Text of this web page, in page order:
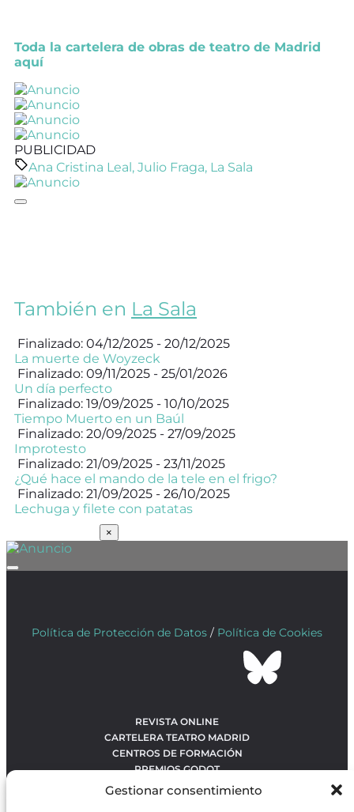
Gestionar consentimiento
Toda la cartelera de obras de teatro de Madrid
aquí
PUBLICIDAD
Ana Cristina Leal, Julio Fraga, La Sala
También en La Sala
Finalizado: 04/12/2025 - 20/12/2025
La muerte de Woyzeck
Finalizado: 09/11/2025 - 25/01/2026
Un día perfecto
Finalizado: 19/09/2025 - 10/10/2025
Tiempo Muerto en un Baúl
Finalizado: 20/09/2025 - 27/09/2025
Improtesto
Finalizado: 21/09/2025 - 23/11/2025
¿Qué hace el mando de la tele en el frigo?
Finalizado: 21/09/2025 - 26/10/2025
Lechuga y filete con patatas
×
Política de Protección de Datos / Política de Cookies
REVISTA ONLINE
CARTELERA TEATRO MADRID
CENTROS DE FORMACIÓN
PREMIOS GODOT